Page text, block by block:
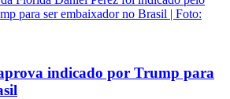
indicado por Trump para